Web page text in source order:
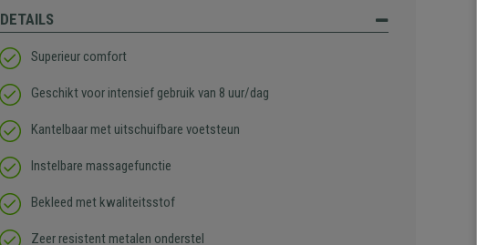
DETAILS
Superieur comfort
Geschikt voor intensief gebruik van 8 uur/dag
Kantelbaar met uitschuifbare voetsteun
Instelbare massagefunctie
Bekleed met kwaliteitsstof
Zeer resistent metalen onderstel